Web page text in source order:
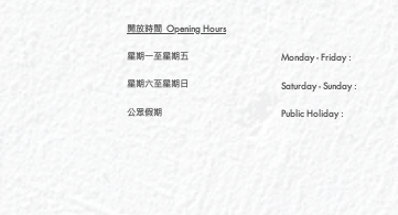
開放時間 Opening Hours
星期一至星期五
星期六至星期日
公眾假期
Monday - Friday :
Saturday- Sunday :
Public Holiday :